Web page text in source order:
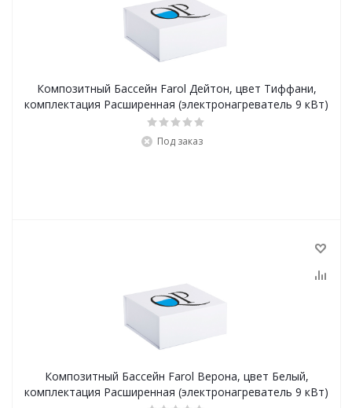
Композитный Бассейн Farol Дейтон, цвет Тиффани,
комплектация Расширенная (электронагреватель 9 кВт)
Под заказ
Композитный Бассейн Farol Верона, цвет Белый,
комплектация Расширенная (электронагреватель 9 кВт)